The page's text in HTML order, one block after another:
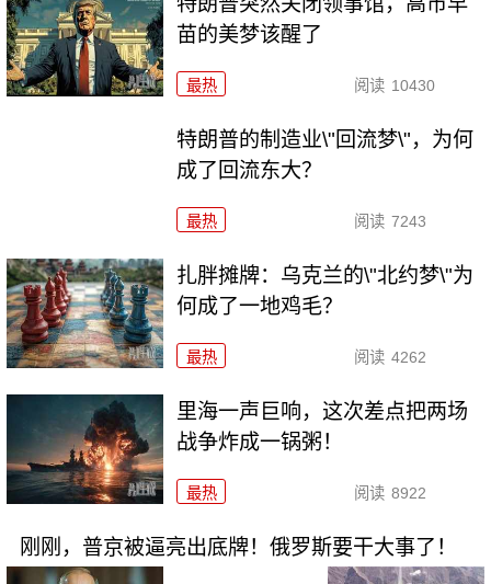
苗的美梦该醒了
最热 阅读 10430
特朗普的制造业\"回流梦\"，为何
成了回流东大？
最热 阅读 7243
扎胖摊牌：乌克兰的\"北约梦\"为
何成了一地鸡毛？
最热 阅读 4262
里海一声巨响，这次差点把两场
战争炸成一锅粥！
最热 阅读 8922
刚刚，普京被逼亮出底牌！俄罗斯要干大事了！